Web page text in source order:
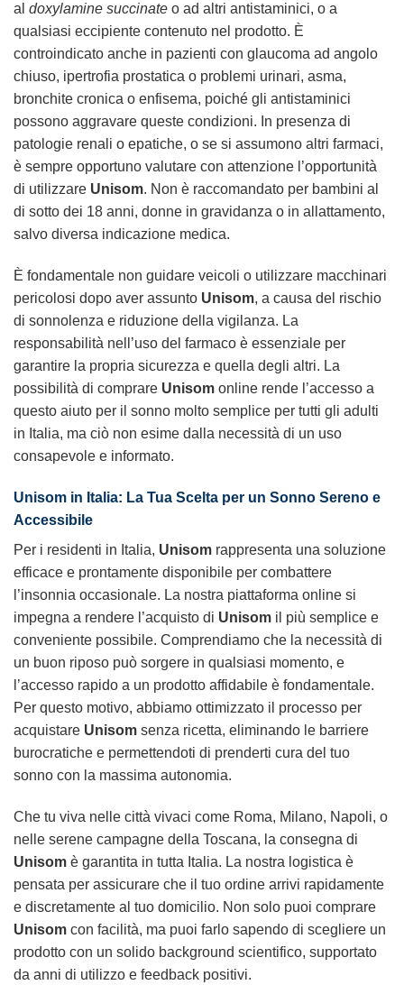
al doxylamine succinate o ad altri antistaminici, o a
qualsiasi eccipiente contenuto nel prodotto. È
controindicato anche in pazienti con glaucoma ad angolo
chiuso, ipertrofia prostatica o problemi urinari, asma,
bronchite cronica o enfisema, poiché gli antistaminici
possono aggravare queste condizioni. In presenza di
patologie renali o epatiche, o se si assumono altri farmaci,
è sempre opportuno valutare con attenzione l’opportunità
di utilizzare Unisom. Non è raccomandato per bambini al
di sotto dei 18 anni, donne in gravidanza o in allattamento,
salvo diversa indicazione medica.
È fondamentale non guidare veicoli o utilizzare macchinari
pericolosi dopo aver assunto Unisom, a causa del rischio
di sonnolenza e riduzione della vigilanza. La
responsabilità nell’uso del farmaco è essenziale per
garantire la propria sicurezza e quella degli altri. La
possibilità di comprare Unisom online rende l’accesso a
questo aiuto per il sonno molto semplice per tutti gli adulti
in Italia, ma ciò non esime dalla necessità di un uso
consapevole e informato.
Unisom in Italia: La Tua Scelta per un Sonno Sereno e
Accessibile
Per i residenti in Italia, Unisom rappresenta una soluzione
efficace e prontamente disponibile per combattere
l’insonnia occasionale. La nostra piattaforma online si
impegna a rendere l’acquisto di Unisom il più semplice e
conveniente possibile. Comprendiamo che la necessità di
un buon riposo può sorgere in qualsiasi momento, e
l’accesso rapido a un prodotto affidabile è fondamentale.
Per questo motivo, abbiamo ottimizzato il processo per
acquistare Unisom senza ricetta, eliminando le barriere
burocratiche e permettendoti di prenderti cura del tuo
sonno con la massima autonomia.
Che tu viva nelle città vivaci come Roma, Milano, Napoli, o
nelle serene campagne della Toscana, la consegna di
Unisom è garantita in tutta Italia. La nostra logistica è
pensata per assicurare che il tuo ordine arrivi rapidamente
e discretamente al tuo domicilio. Non solo puoi comprare
Unisom con facilità, ma puoi farlo sapendo di scegliere un
prodotto con un solido background scientifico, supportato
da anni di utilizzo e feedback positivi.